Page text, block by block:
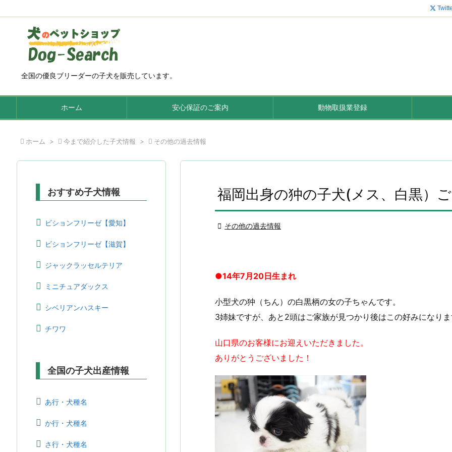
全国の優良ブリーダーの子犬を販売しています。
ホーム 安心保証のご案内 動物取扱業登録
 ホーム >  今まで紹介した子犬情報 >  その他の過去情報
福岡出身の狆の子犬(メス、白黒）
 その他の過去情報
●14年7月20日生まれ
小型犬の狆（ちん）の白黒柄の女の子ちゃんです。
3姉妹ですが、あと2頭はご家族が見つかり後はこの好みになり
山口県のお客様にお迎えいただきました。
ありがとうございました！
おすすめ子犬情報
ビションフリーゼ【愛知】
ビションフリーゼ【滋賀】
ジャックラッセルテリア
ミニチュアダックス
シベリアンハスキー
チワワ
全国の子犬出産情報
あ行・犬種名
か行・犬種名
さ行・犬種名